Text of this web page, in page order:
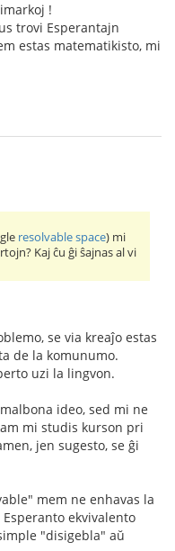
!
trovi Esperantajn
estas matematikisto, mi
resolvable space) mi
Kaj ĉu ĝi ŝajnas al vi
se via kreaĵo estas
de la komunumo.
uzi la lingvon.
ideo, sed mi ne
mi studis kurson pri
jen sugesto, se ĝi
mem ne enhavas la
ekvivalento
"disigebla" aŭ